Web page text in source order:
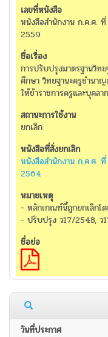
หนังสือสำนักงาน ก.ค.ศ.
2559
การปรับปรุงมาตรฐานวิท
ศึกษา วิทยฐานะครูชำนา
ให้ข้าราชการครูและบุคล
ยกเลิก
หนังสือสำนักงาน ก.ค.ศ.
2564
- หลักเกณฑ์นี้ถูกยกเลิกโ
- ปรับปรุง ว17/2548, ว